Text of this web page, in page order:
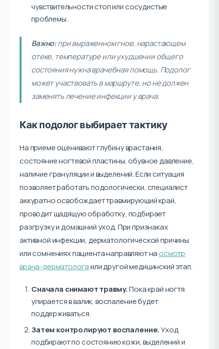
чувствительности стоп или сосудистые
проблемы.
Важно:при выраженном гное, нарастающем
отеке, температуре или ухудшении общего
состояния нужна врачебная помощь. Подолог
может участвовать в маршруте, но не должен
заменять лечение инфекции у врача.
Как подолог выбирает тактику
На приеме оценивают глубину врастания,
состояние ногтевой пластины, обувное давление,
наличие грануляции и выделений. Если ситуация
позволяет работать подологически, специалист
аккуратно освобождает травмирующий край,
проводит щадящую обработку, подбирает
разгрузку и домашний уход. При признаках
активной инфекции, дерматологической причины
или сомнениях пациента направляют на осмотр
врача-дерматологаили другой медицинский этап.
Сначала снимают травму.Пока край ногтя
упирается в валик, воспаление будет
поддерживаться.
Затем контролируют воспаление.Уход
подбирают по состоянию кожи, выделений и